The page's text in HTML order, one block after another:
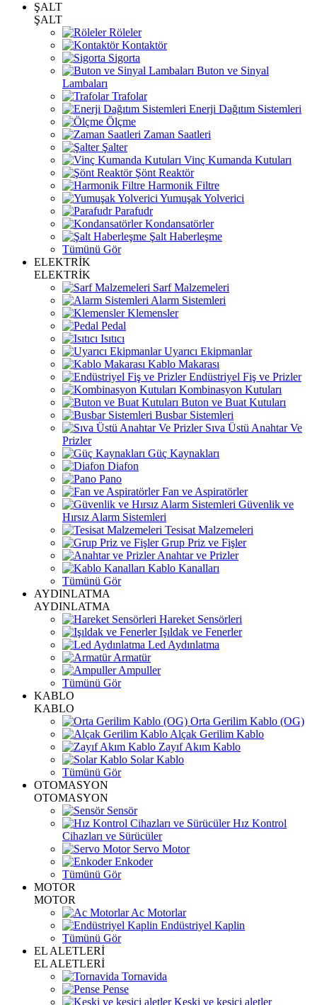
ŞALT
ŞALT
Röleler
Kontaktör
Sigorta
Buton ve Sinyal
Lambaları
Trafolar
Enerji Dağıtım Sistemleri
Ölçme
Zaman Saatleri
Şalter
Vinç Kumanda Kutuları
Şönt Reaktör
Harmonik Filtre
Yumuşak Yolverici
Parafudr
Kondansatörler
Şalt Haberleşme
Tümünü Gör
ELEKTRİK
ELEKTRİK
Sarf Malzemeleri
Alarm Sistemleri
Klemensler
Pedal
Isıtıcı
Uyarıcı Ekipmanlar
Kablo Makarası
Endüstriyel Fiş ve Prizler
Kombinasyon Kutuları
Buton ve Buat Kutuları
Busbar Sistemleri
Sıva Üstü Anahtar Ve
Prizler
Güç Kaynakları
Diafon
Pano
Fan ve Aspiratörler
Güvenlik ve
Hırsız Alarm Sistemleri
Tesisat Malzemeleri
Grup Priz ve Fişler
Anahtar ve Prizler
Kablo Kanalları
Tümünü Gör
AYDINLATMA
AYDINLATMA
Hareket Sensörleri
Işıldak ve Fenerler
Led Aydınlatma
Armatür
Ampuller
Tümünü Gör
KABLO
KABLO
Orta Gerilim Kablo (OG)
Alçak Gerilim Kablo
Zayıf Akım Kablo
Solar Kablo
Tümünü Gör
OTOMASYON
OTOMASYON
Sensör
Hız Kontrol
Cihazları ve Sürücüler
Servo Motor
Enkoder
Tümünü Gör
MOTOR
MOTOR
Ac Motorlar
Endüstriyel Kaplin
Tümünü Gör
EL ALETLERİ
EL ALETLERİ
Tornavida
Pense
Keski ve kesici aletler